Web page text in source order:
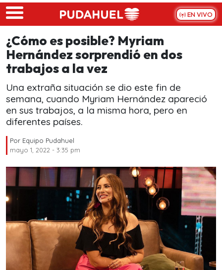
Skip to main content
EN VIVO
¿Cómo es posible? Myriam
Hernández sorprendió en dos
trabajos a la vez
Una extraña situación se dio este fin de
semana, cuando Myriam Hernández apareció
en sus trabajos, a la misma hora, pero en
diferentes países.
Por Equipo Pudahuel
mayo 1, 2022 - 3:35 pm